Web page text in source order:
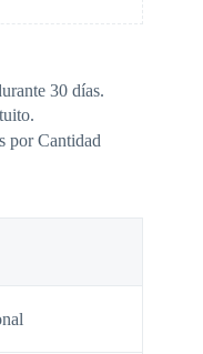
30 días.
por Cantidad